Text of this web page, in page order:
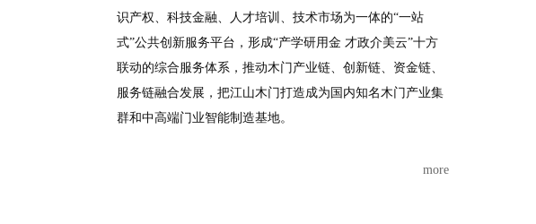
识产权、科技金融、人才培训、技术市场为一体的“一站
式”公共创新服务平台，形成“产学研用金 才政介美云”十方
联动的综合服务体系，推动木门产业链、创新链、资金链、
服务链融合发展，把江山木门打造成为国内知名木门产业集
群和中高端门业智能制造基地。
more